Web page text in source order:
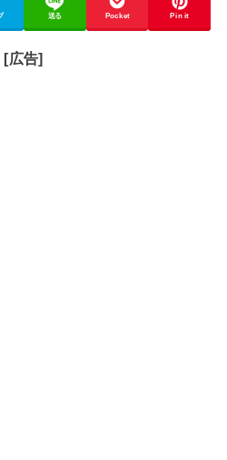
送る Pocket Pin it
[広告]